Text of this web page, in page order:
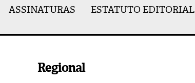
ASSINATURAS ESTATUTO EDITORIAL
Regional